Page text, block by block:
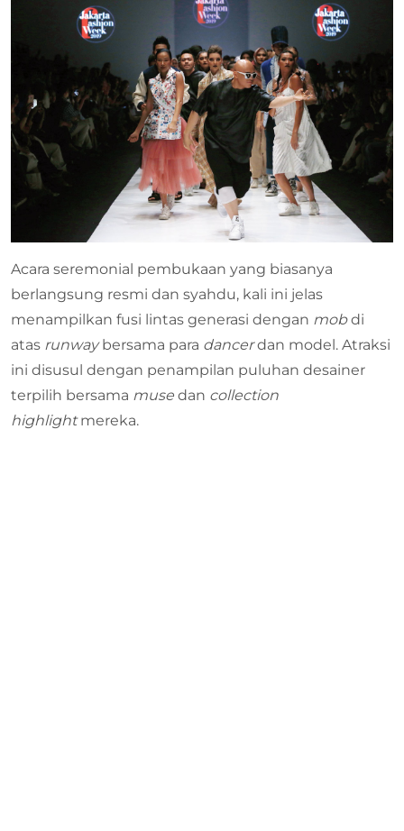
Acara seremonial pembukaan yang biasanya
berlangsung resmi dan syahdu, kali ini jelas
menampilkan fusi lintas generasi dengan mobdi
atas runwaybersama para dancerdan model. Atraksi
ini disusul dengan penampilan puluhan desainer
terpilih bersama muse dan collection
highlightmereka.